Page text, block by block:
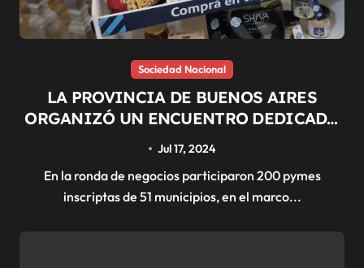
Sociedad Nacional
LA PROVINCIA DE BUENOS AIRES
ORGANIZÓ UN ENCUENTRO DEDICADO
A LA PRODUCCIÓN
Jul 17, 2024
En la ronda de negocios participaron 200 pymes
inscriptas de 51 municipios, en el marco...